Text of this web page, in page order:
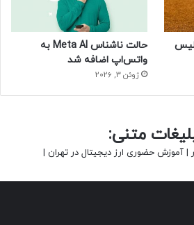
حالت ناشناس Meta AI به
واتس‌اپ اضافه شد
ژوئن 3, 2026
متنی:
| آموزش حضوری ارز دیجیتال در تهران |